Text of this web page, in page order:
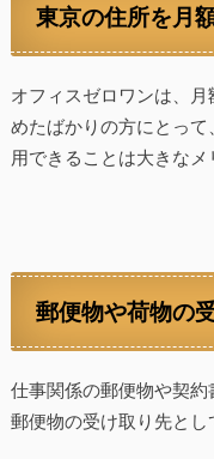
東京の住所を月
オフィスゼロワンは、
めたばかりの方にとっ
用できることは大きなメ
郵便物や荷物の
仕事関係の郵便物や契
郵便物の受け取り先とし